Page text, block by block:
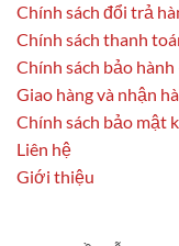
Chính sách đổi trả
Chính sách thanh
Chính sách bảo
Giao hàng và nhận
Chính sách bảo mật
Liên hệ
Giới thiệu